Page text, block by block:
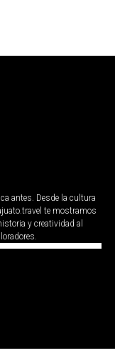
antes. Desde la cultura
te mostramos
y creatividad al